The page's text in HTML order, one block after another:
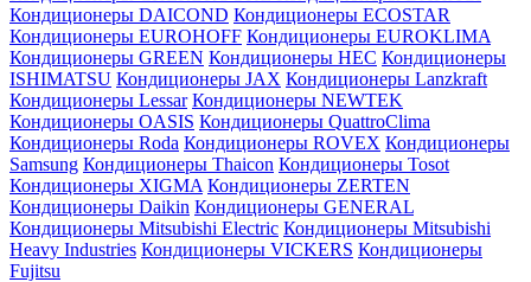
Кондиционеры DAICOND Кондиционеры ECOSTAR
Кондиционеры EUROHOFF Кондиционеры EUROKLIMA
Кондиционеры GREEN Кондиционеры HEC Кондиционеры
ISHIMATSU Кондиционеры JAX Кондиционеры Lanzkraft
Кондиционеры Lessar Кондиционеры NEWTEK
Кондиционеры OASIS Кондиционеры QuattroClima
Кондиционеры Roda Кондиционеры ROVEX Кондиционеры
Samsung Кондиционеры Thaicon Кондиционеры Tosot
Кондиционеры XIGMA Кондиционеры ZERTEN
Кондиционеры Daikin Кондиционеры GENERAL
Кондиционеры Mitsubishi Electric Кондиционеры Mitsubishi
Heavy Industries Кондиционеры VICKERS Кондиционеры
Fujitsu